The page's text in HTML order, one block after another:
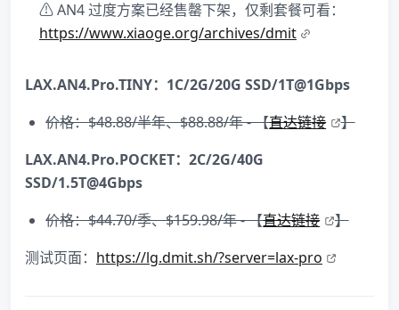
⚠ AN4 过度方案已经售罄下架，仅剩套餐可看：
https://www.xiaoge.org/archives/dmit
LAX.AN4.Pro.TINY：1C/2G/20G SSD/1T@1Gbps
价格：$48.88/半年、$88.88/年 - 【直达链接
】
LAX.AN4.Pro.POCKET：2C/2G/40G
SSD/1.5T@4Gbps
价格：$44.70/季、$159.98/年 - 【直达链接
】
测试页面： https://lg.dmit.sh/?server=lax-pro